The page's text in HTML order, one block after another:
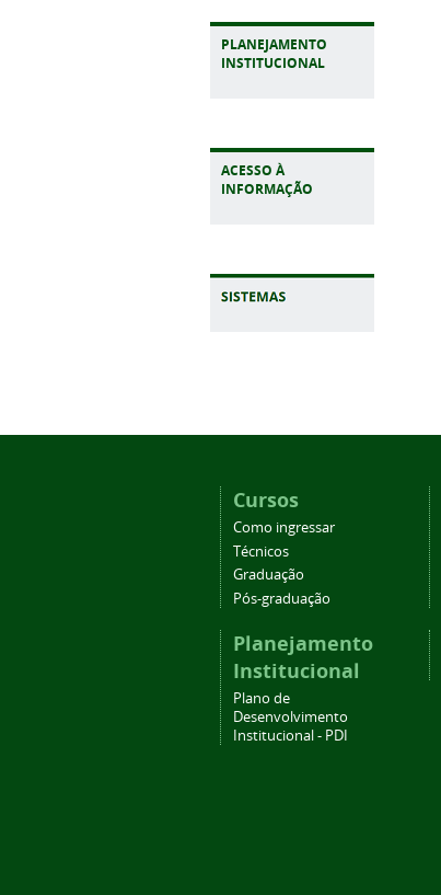
PLANEJAMENTO
INSTITUCIONAL
ACESSO À
INFORMAÇÃO
Cursos
Como ingressar
Técnicos
Graduação
Pós-graduação
Planejamento
Institucional
Plano de
Desenvolvimento
Institucional - PDI